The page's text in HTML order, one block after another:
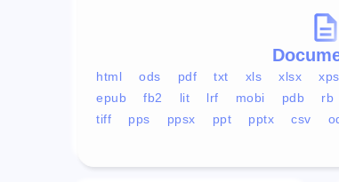
html ods pdf txt xls xlsx xps
epub
fb2 lit lrf mobi pdb rb
tiff
pps ppsx ppt pptx csv